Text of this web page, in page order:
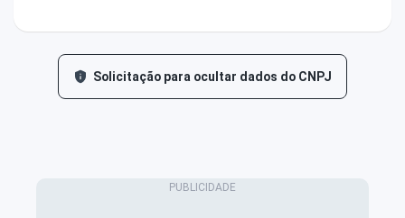
Solicitação para ocultar dados do CNPJ